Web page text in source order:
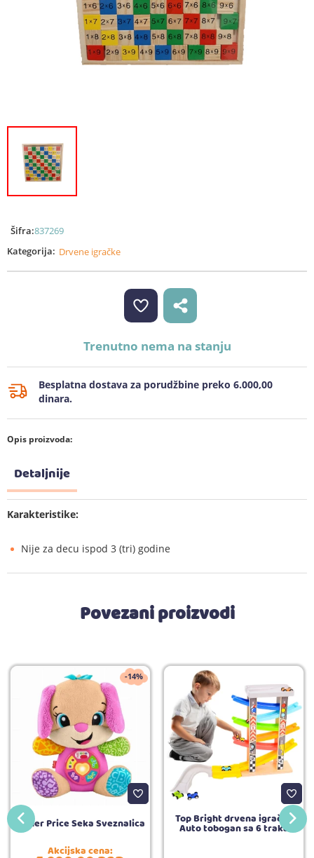
Šifra:837269
Kategorija: Drvene igračke
Trenutno nema na stanju
Besplatna dostava za porudžbine preko 6.000,00
dinara.
Opis proizvoda:
Detaljnije
Karakteristike:
Nije za decu ispod 3 (tri) godine
Povezani proizvodi
-14%
Fisher Price Seka Sveznalica
Akcijska cena:
Top Bright drvena igračka
Auto tobogan sa 6 traka